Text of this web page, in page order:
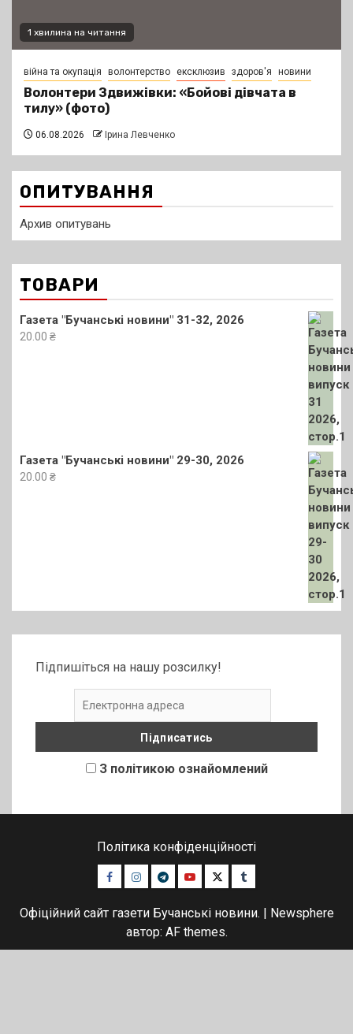
1 хвилина на читання
війна та окупація волонтерство ексклюзив здоров'я новини
Волонтери Здвижівки: «Бойові дівчата в
тилу» (фото)
06.08.2026 Ірина Левченко
ОПИТУВАННЯ
Архив опитувань
ТОВАРИ
Газета "Бучанські новини" 31-32, 2026
20.00 ₴
Газета "Бучанські новини" 29-30, 2026
20.00 ₴
Підпишіться на нашу розсилку!
З політикою ознайомлений
Політика конфіденційності
Facebook
Instagram
TelegramYoutubeTwitterTumblr
Офіційний сайт газети Бучанські новини.
Newsphere
автор: AF themes.